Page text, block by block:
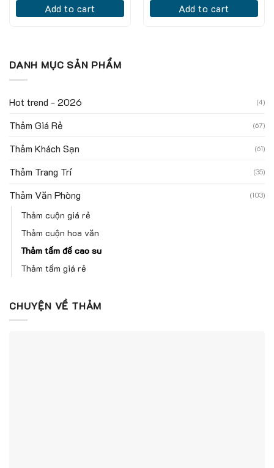
Add to cart Add to cart
DANH MỤC SẢN PHẨM
Hot trend - 2026 (4)
Thảm Giá Rẻ (67)
Thảm Khách Sạn (61)
Thảm Trang Trí (35)
Thảm Văn Phòng (103)
Thảm cuộn giá rẻ
Thảm cuộn hoa văn
Thảm tấm đế cao su
Thảm tấm giá rẻ
CHUYỆN VỀ THẢM